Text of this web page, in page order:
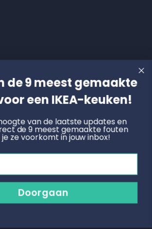
even een afspraak maken. Dan
voor je.
afspraak
GT Wehl
de 9 meest gemaakte
een IKEA-keuken!
van de laatste updates en
de 9 meest gemaakte fouten
ze voorkomt in jouw inbox!
Doorgaan